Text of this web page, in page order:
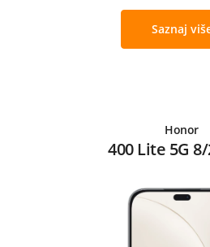
Saznaj
Honor
400 Lite 5G